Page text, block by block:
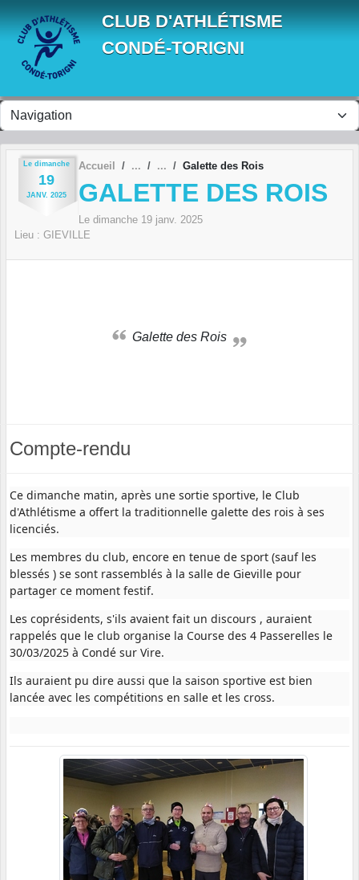
CLUB D'ATHLÉTISME
CONDÉ-TORIGNI
Le dimanche
19
JANV. 2025
Accueil Galette des Rois
GALETTE DES ROIS
Le dimanche 19 janv. 2025
Lieu : GIEVILLE
Galette des Rois
Compte-rendu
Ce dimanche matin, après une sortie sportive, le Club
d'Athlétisme a offert la traditionnelle galette des rois à ses
licenciés.
Les membres du club, encore en tenue de sport (sauf les
blessés ) se sont rassemblés à la salle de Gieville pour
partager ce moment festif.
Les coprésidents, s'ils avaient fait un discours , auraient
rappelés que le club organise la Course des 4 Passerelles le
30/03/2025 à Condé sur Vire.
Ils auraient pu dire aussi que la saison sportive est bien
lancée avec les compétitions en salle et les cross.